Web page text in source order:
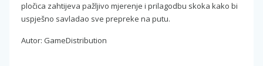
pločica zahtijeva pažljivo mjerenje i prilagodbu skoka kako bi
uspješno savladao sve prepreke na putu.
Autor: GameDistribution